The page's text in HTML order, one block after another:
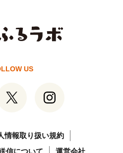
US
情報取り扱い規約
信について
運営会社